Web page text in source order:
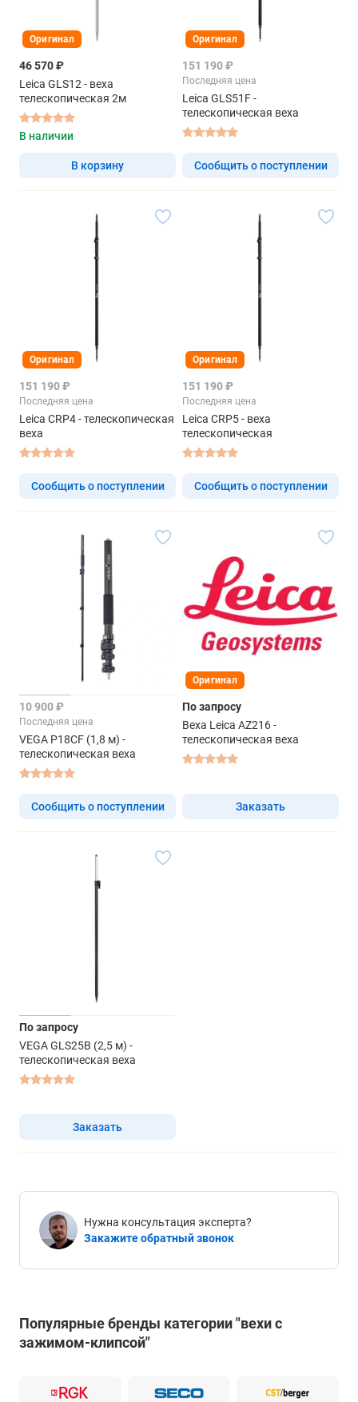
Оригинал
46 570 ₽
Leica GLS12 - веха
телескопическая 2м
В наличии
В корзину
Оригинал
151 190 ₽
Последняя цена
Leica GLS51F -
телескопическая веха
Сообщить о поступлении
Оригинал
151 190 ₽
Последняя цена
Leica CRP4 - телескопическая
веха
Сообщить о поступлении
Оригинал
151 190 ₽
Последняя цена
Leica CRP5 - веха
телескопическая
Сообщить о поступлении
10 900 ₽
Последняя цена
VEGA P18CF (1,8 м) -
телескопическая веха
Сообщить о поступлении
Оригинал
По запросу
Веха Leica AZ216 -
телескопическая веха
Заказать
По запросу
VEGA GLS25B (2,5 м) -
телескопическая веха
Заказать
Нужна консультация эксперта?
Закажите обратный звонок
Популярные бренды категории "вехи с
зажимом-клипсой"